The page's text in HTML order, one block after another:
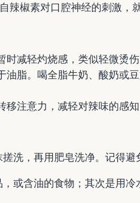
辣椒素对口腔神经的刺激，
时减轻灼烧感，类似轻微烫伤
油脂。喝全脂牛奶、酸奶或
注意力，减轻对辣味的感知
洗，再用肥皂洗净。记得避
或含油的食物；其次是用冷